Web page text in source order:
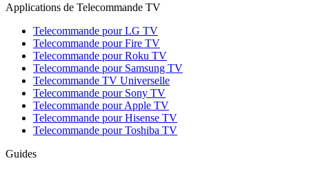
Applications de Telecommande TV
Telecommande pour LG TV
Telecommande pour Fire TV
Telecommande pour Roku TV
Telecommande pour Samsung TV
Telecommande TV Universelle
Telecommande pour Sony TV
Telecommande pour Apple TV
Telecommande pour Hisense TV
Telecommande pour Toshiba TV
Guides